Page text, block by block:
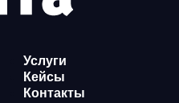
Услуги
Кейсы
Контакты